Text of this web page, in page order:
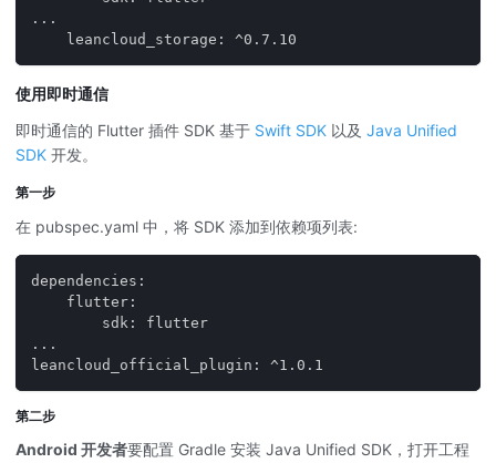
...
    leancloud_storage: ^0.7.10
使用即时通信
即时通信的 Flutter 插件 SDK 基于 Swift SDK 以及 Java Unified
SDK 开发。
第一步
在 pubspec.yaml 中，将 SDK 添加到依赖项列表:
dependencies:
    flutter:
        sdk: flutter
...
leancloud_official_plugin: ^1.0.1
第二步
Android 开发者要配置 Gradle 安装 Java Unified SDK，打开工程